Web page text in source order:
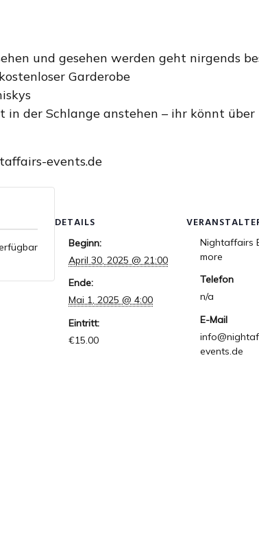
und gesehen werden geht nirgends
Garderobe
der Schlange anstehen – ihr könnt über
events.de
DETAILS
Beginn:
April 30, 2025 @ 21:00
Ende:
Mai 1, 2025 @ 4:00
Eintritt:
€15.00
Nightaffairs
more
Telefon
n/a
E-Mail
events.de